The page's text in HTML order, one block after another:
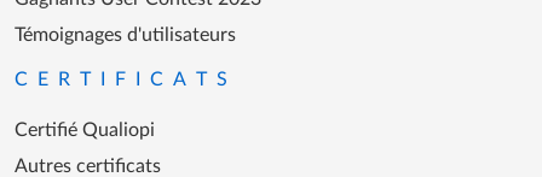
Témoignages d'utilisateurs
CERTIFICATS
Certifié Qualiopi
Autres certificats